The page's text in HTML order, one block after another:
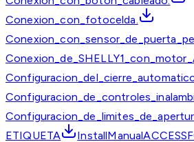
Conexion_con_fotocelda.
ETIQUETA